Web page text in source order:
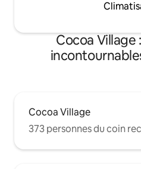
Cocoa Village
Cocoa Village
373 personnes du coin